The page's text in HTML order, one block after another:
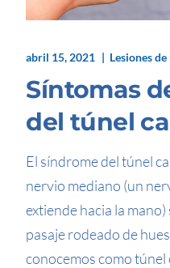
abril 15, 2021 Lesiones
Síntomas
del túnel
El síndrome del túnel
nervio mediano (un
extiende hacia la
pasaje rodeado de
conocemos como túnel